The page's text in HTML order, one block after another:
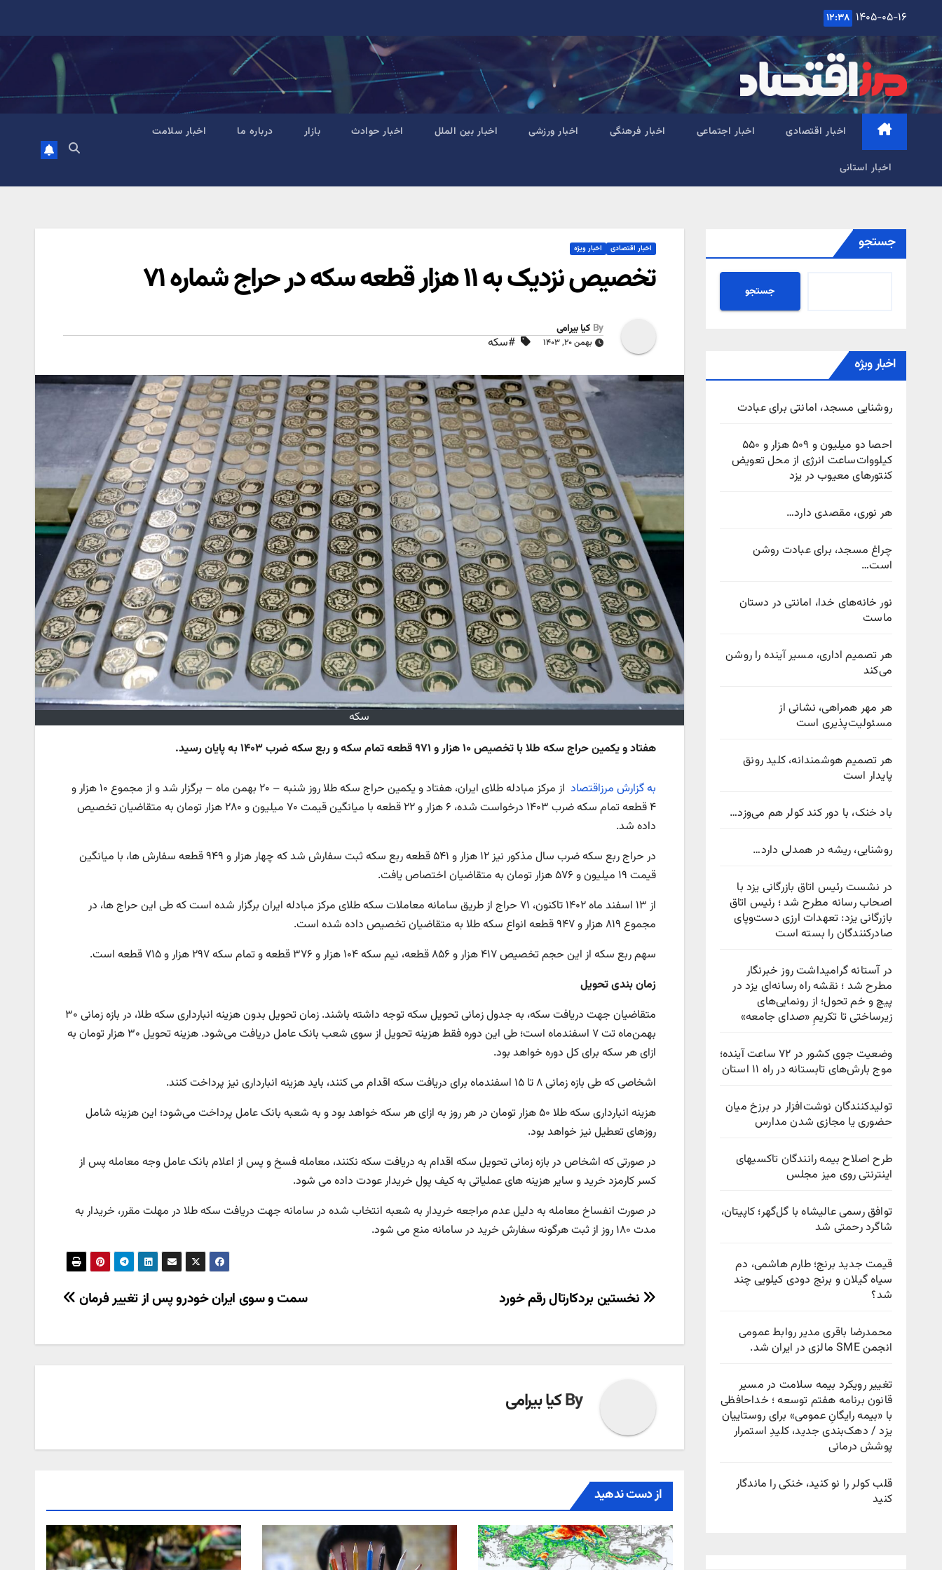
content
۱۴۰۵-۰۵-۱۶ ۱۲:۳۸
اخبار اقتصادی اخبار اجتماعی اخبار فرهنگی اخبار ورزشی اخبار بین الملل اخبار حوادث بازار درباره ما اخبار سلامت
اخبار استانی
جستجو
جستجو
اخبار ویژه
روشنایی مسجد، امانتی برای عبادت
احصا دو میلیون و ۵۰۹ هزار و ۵۵۰
کیلووات‌ساعت انرژی از محل تعویض
کنتورهای معیوب در یزد
هر نوری، مقصدی دارد…
چراغ مسجد، برای عبادت روشن
است…
نور خانه‌های خدا، امانتی در دستان
ماست
هر تصمیم اداری، مسیر آینده را روشن
می‌کند
هر مهر همراهی، نشانی از
مسئولیت‌پذیری است
هر تصمیم هوشمندانه، کلید رونق
پایدار است
باد خنک، با دور کند کولر هم می‌وزد…
روشنایی، ریشه در همدلی دارد…
در نشست رئیس اتاق بازرگانی یزد با
اصحاب رسانه مطرح شد ؛ رئیس اتاق
بازرگانی یزد: تعهدات ارزی دست‌وپای
صادرکنندگان را بسته است
در آستانه گرامیداشت روز خبرنگار
مطرح شد ؛ نقشه راه رسانه‌ای یزد در
پیچ‌ و خم تحول؛ از رونمایی‌های
زیرساختی تا تکریمِ «صدای جامعه»
وضعیت جوی کشور در ۷۲ ساعت آینده؛
موج بارش‌های تابستانه در راه ۱۱ استان
تولیدکنندگان نوشت‌افزار در برزخ میان
حضوری یا مجازی شدن مدارس
طرح اصلاح بیمه رانندگان تاکسیهای
اینترنتی روی میز مجلس
توافق رسمی عالیشاه با گل‌گهر؛ کاپیتان،
شاگرد رحمتی شد
قیمت جدید برنج؛ طارم هاشمی، دم
سیاه گیلان و برنج دودی کیلویی چند
شد؟
محمدرضا باقری مدیر روابط عمومی
انجمن SME مالزی در ایران شد.
تغییر رویکرد بیمه سلامت در مسیر
قانون برنامه هفتم توسعه ؛ خداحافظی
با «بیمه رایگانِ عمومی» برای روستاییان
یزد / دهک‌بندی جدید، کلیدِ استمرار
پوشش درمانی
قلب کولر را نو کنید، خنکی را ماندگار
کنید
اخبار اقتصادی اخبار ویژه
تخصیص نزدیک به ۱۱ هزار قطعه سکه در حراج شماره ۷۱
By کیا بیرامی
بهمن ۲۰, ۱۴۰۳ #سکه
سکه
هفتاد و یکمین حراج سکه طلا با تخصیص ۱۰ هزار و ۹۷۱ قطعه تمام سکه و ربع سکه ضرب ۱۴۰۳ به پایان رسید.
به گزارش مرزاقتصاد
از مرکز مبادله طلای ایران، هفتاد و یکمین حراج سکه طلا روز شنبه – ۲۰ بهمن ماه – برگزار شد و از مجموع ۱۰ هزار و
۴ قطعه تمام سکه ضرب ۱۴۰۳ درخواست شده، ۶ هزار و ۲۲ قطعه با میانگین قیمت ۷۰ میلیون و ۲۸۰ هزار تومان به متقاضیان تخصیص
داده شد.
‌در حراج ربع سکه ضرب سال مذکور نیز ۱۲ هزار و ۵۴۱ قطعه ربع سکه ثبت سفارش شد که چهار هزار و ۹۴۹ قطعه سفارش ها، با میانگین
قیمت ۱۹ میلیون و ۵۷۶ هزار تومان به متقاضیان اختصاص یافت.
‌از ۱۳ اسفند ماه ۱۴۰۲ تاکنون، ۷۱ حراج از طریق سامانه معاملات سکه طلای مرکز مبادله ایران برگزار شده است که طی این حراج ها، در
مجموع ۸۱۹ هزار و ۹۴۷ قطعه انواع سکه طلا به متقاضیان تخصیص داده شده است.
سهم ربع سکه از این حجم تخصیص ۴۱۷ هزار و ۸۵۶ قطعه، نیم سکه ۱۰۴ هزار و ۳۷۶ قطعه و تمام سکه ۲۹۷ هزار و ۷۱۵ قطعه است.
‌زمان بندی تحویل
‌متقاضیان جهت دریافت سکه، به جدول زمانی تحویل سکه توجه داشته باشند. زمان تحویل بدون هزینه انبارداری سکه طلا، در بازه زمانی ۳۰
بهمن‌ماه تت ۷ اسفندماه است؛ طی این دوره فقط هزینه تحویل از سوی شعب بانک عامل دریافت می‌شود. هزینه تحویل ۳۰ هزار تومان به
ازای هر سکه برای کل دوره خواهد بود.
‌اشخاصی که طی بازه زمانی ۸ تا ۱۵ اسفندماه برای دریافت سکه اقدام می کنند، باید هزینه انبارداری نیز پرداخت کنند.
هزینه انبارداری سکه طلا ۵۰ هزار تومان در هر روز به ازای هر سکه خواهد بود و به شعبه بانک عامل پرداخت می‌شود؛ این هزینه شامل
روزهای تعطیل نیز خواهد بود.
‌در صورتی که اشخاص در بازه زمانی تحویل سکه اقدام به دریافت سکه نکنند، معامله فسخ و پس از اعلام بانک عامل وجه معامله پس از
کسر کارمزد خرید و سایر هزینه های عملیاتی به کیف پول خریدار عودت داده می شود.
در صورت انفساخ معامله به دلیل عدم مراجعه خریدار به شعبه انتخاب شده در سامانه جهت دریافت سکه طلا در مهلت مقرر، خریدار به
مدت ۱۸۰ روز از ثبت هرگونه سفارش خرید در سامانه منع می شود.
راهبری
سمت و سوی ایران خودرو پس از تغییر فرمان نخستین بردکارتال رقم خورد
Byکیا بیرامی
از دست ندهید